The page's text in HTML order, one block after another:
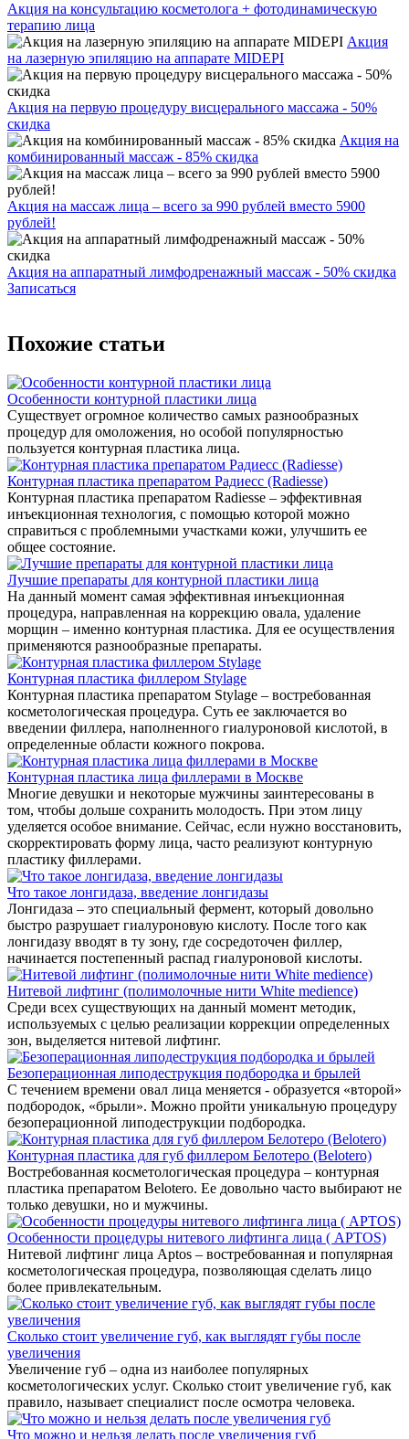
Акция на консультацию косметолога + фотодинамическую
терапию лица
Акция
на лазерную эпиляцию на аппарате MIDEPI
Акция на первую процедуру висцерального массажа - 50%
скидка
Акция на
комбинированный массаж - 85% скидка
Акция на массаж лица – всего за 990 рублей вместо 5900
рублей!
Акция на аппаратный лимфодренажный массаж - 50% скидка
Записаться
Похожие статьи
Особенности контурной пластики лица
Существует огромное количество самых разнообразных
процедур для омоложения, но особой популярностью
пользуется контурная пластика лица.
Контурная пластика препаратом Радиесс (Radiesse)
Контурная пластика препаратом Radiesse – эффективная
инъекционная технология, с помощью которой можно
справиться с проблемными участками кожи, улучшить ее
общее состояние.
Лучшие препараты для контурной пластики лица
На данный момент самая эффективная инъекционная
процедура, направленная на коррекцию овала, удаление
морщин – именно контурная пластика. Для ее осуществления
применяются разнообразные препараты.
Контурная пластика филлером Stylage
Контурная пластика препаратом Stylage – востребованная
косметологическая процедура. Суть ее заключается во
введении филлера, наполненного гиалуроновой кислотой, в
определенные области кожного покрова.
Контурная пластика лица филлерами в Москве
Многие девушки и некоторые мужчины заинтересованы в
том, чтобы дольше сохранить молодость. При этом лицу
уделяется особое внимание. Сейчас, если нужно восстановить,
скорректировать форму лица, часто реализуют контурную
пластику филлерами .
Что такое лонгидаза, введение лонгидазы
Лонгидаза – это специальный фермент, который довольно
быстро разрушает гиалуроновую кислоту. После того как
лонгидазу вводят в ту зону, где сосредоточен филлер,
начинается постепенный распад гиалуроновой кислоты.
Нитевой лифтинг (полимолочные нити White medience)
Среди всех существующих на данный момент методик,
используемых с целью реализации коррекции определенных
зон, выделяется нитевой лифтинг.
Безоперационная липодеструкция подбородка и брылей
С течением времени овал лица меняется - образуется «второй»
подбородок, «брыли». Можно пройти уникальную процедуру
безоперационной липодеструкции подбородка.
Контурная пластика для губ филлером Белотеро (Belotero)
Востребованная косметологическая процедура – контурная
пластика препаратом Belotero. Ее довольно часто выбирают не
только девушки, но и мужчины.
Особенности процедуры нитевого лифтинга лица ( APTOS)
Нитевой лифтинг лица Aptos – востребованная и популярная
косметологическая процедура, позволяющая сделать лицо
более привлекательным.
Сколько стоит увеличение губ, как выглядят губы после
увеличения
Увеличение губ – одна из наиболее популярных
косметологических услуг. Сколько стоит увеличение губ, как
правило, называет специалист после осмотра человека.
Что можно и нельзя делать после увеличения губ